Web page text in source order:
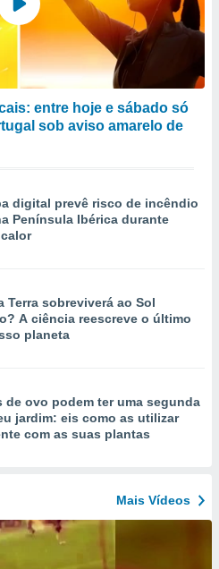
entre hoje e sábado só
sob aviso amarelo de
digital prevê risco de incêndio
Península Ibérica durante
Terra sobreviverá ao Sol
A ciência reescreve o último
planeta
de ovo podem ter uma segunda
jardim: eis como as utilizar
com as suas plantas
Mais Vídeos